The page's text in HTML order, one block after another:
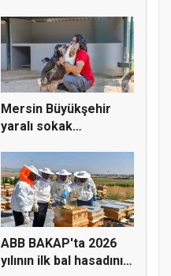
Mersin Büyükşehir
yaralı sokak
ABB BAKAP'ta 2026
yılının ilk bal hasadını